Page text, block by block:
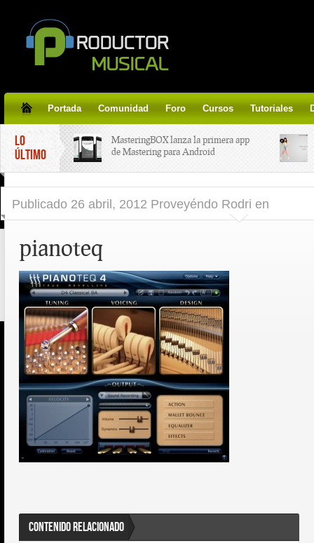
Portada Comunidad Foro Cursos Tutoriales
LO
ÚLTIMO
MasteringBOX lanza la primera app
de Mastering para Android
line gratis!
Tutorial de CLA Effects, aprende a
aplicar efectos a tus voces.
Publicado 26 abril, 2012 Proveyéndo Rodri en
pianoteq
CONTENIDO RELACIONADO